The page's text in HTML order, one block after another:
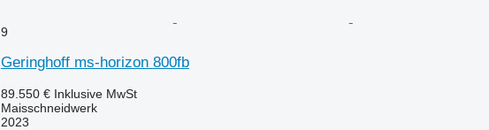
9
Geringhoff ms-horizon 800fb
89.550 € Inklusive MwSt
Maisschneidwerk
2023